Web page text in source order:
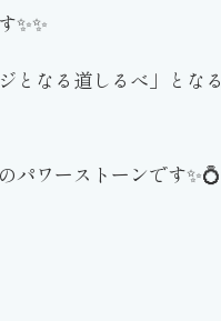
✨✨
なる道しるべ」とな
パワーストーンです